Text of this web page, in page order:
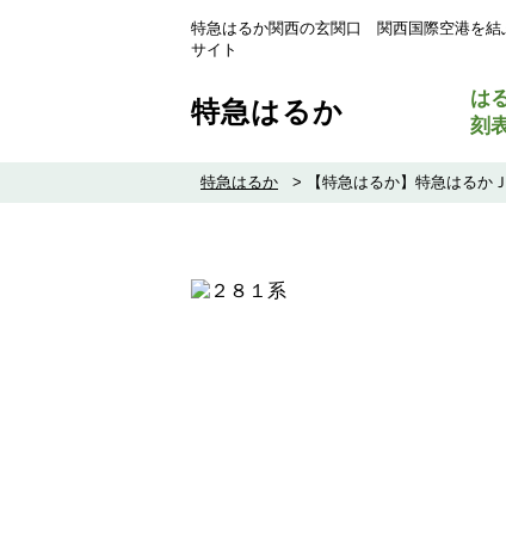
特急はるか関西の玄関口 関西国際空港を結
サイト
特急はるか
は
刻
特急はるか > 【特急はるか】特急はる